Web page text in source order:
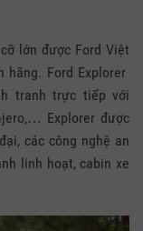
lớn được Ford Việt
hãng. Ford Explorer
tranh trực tiếp với
Explorer được
các công nghệ an
linh hoạt, cabin xe